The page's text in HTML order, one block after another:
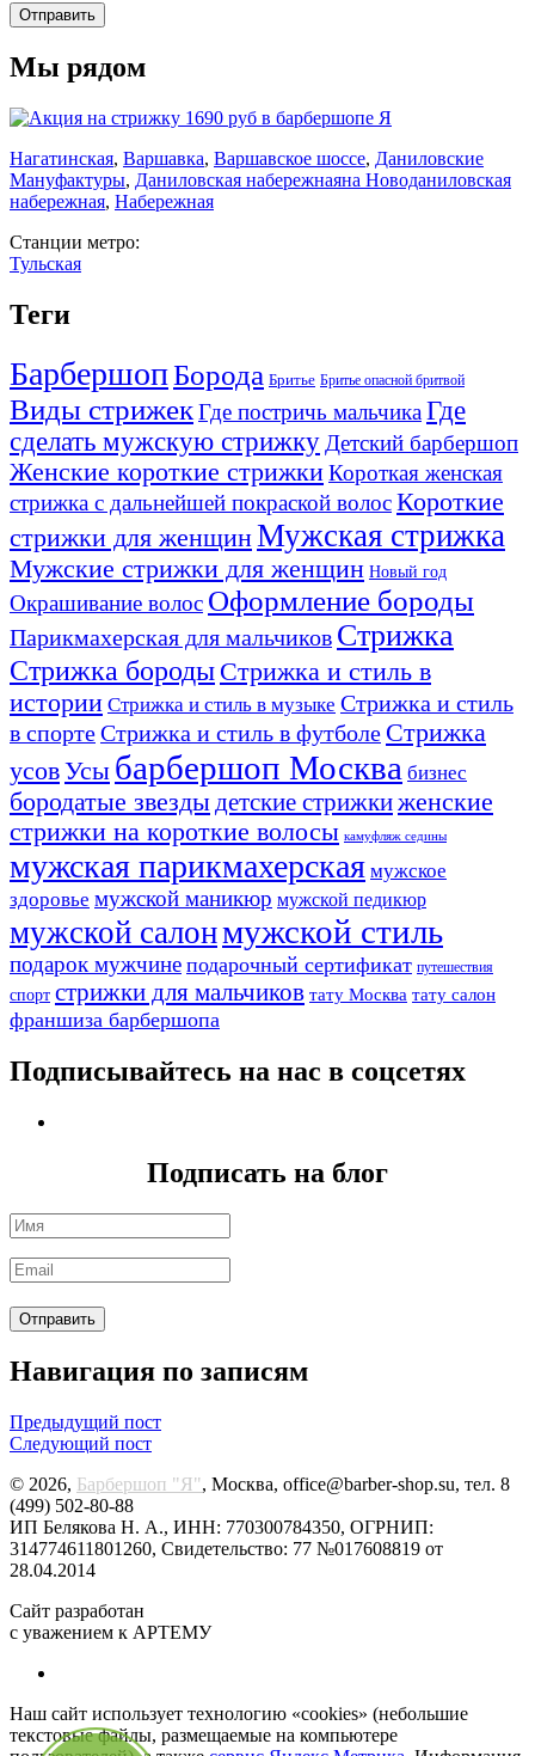
Мы рядом
Нагатинская, Варшавка, Варшавское шоссе, Даниловские
Мануфактуры, Даниловская набережнаяна Новоданиловская
набережная, Набережная
Станции метро:
Тульская
Теги
БарбершопБорода Бритье Бритье опасной бритвой
Виды стрижекГде постричь мальчикаГде
сделать мужскую стрижку Детский барбершоп
Женские короткие стрижкиКороткая женская
стрижка с дальнейшей покраской волосКороткие
стрижки для женщинМужская стрижка
Мужские стрижки для женщин Новый год
Окрашивание волос Оформление бороды
Парикмахерская для мальчиков Стрижка
Стрижка бороды Стрижка и стиль в
истории Стрижка и стиль в музыке Стрижка и стиль
в спортеСтрижка и стиль в футболе Стрижка
усовУсы барбершоп Москва бизнес
бородатые звезды детские стрижкиженские
стрижки на короткие волосы камуфляж седины
мужская парикмахерская мужское
здоровье мужской маникюр мужской педикюр
мужской салонмужской стиль
подарок мужчине подарочный сертификат путешествия
спорт стрижки для мальчиков тату Москва тату салон
франшиза барбершопа
Подписывайтесь на нас в соцсетях
Подписать на блог
Навигация по записям
Предыдущий пост
Следующий пост
© 2026, Барбершоп "Я", Москва, office@barber-shop.su, тел. 8
(499) 502-80-88
ИП Белякова Н. А., ИНН: 770300784350, ОГРНИП:
314774611801260, Свидетельство: 77 №017608819 от
28.04.2014
Сайт разработан
с уважением к АРТЕМУ
Наш сайт использует технологию «cookies» (небольшие
текстовые файлы, размещаемые на компьютере